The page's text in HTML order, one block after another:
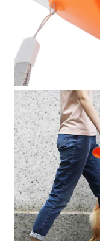
Карты & NFC
оплате карты
платежи.
3. Оплата для
производиться
расчётный счёт
НДС)
Экономьте
интернет-
вариантов
Доставка
доставки